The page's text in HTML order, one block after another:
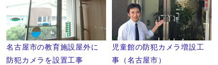
名古屋市の教育施設屋外に
防犯カメラを設置工事
児童館の防犯カメラ増設工
事（名古屋市）